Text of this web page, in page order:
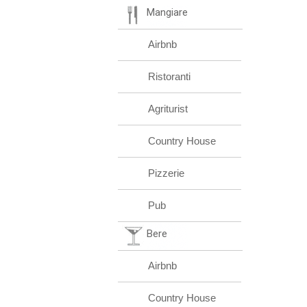
Mangiare
Airbnb
Ristoranti
Agriturist
Country House
Pizzerie
Pub
Bere
Airbnb
Country House